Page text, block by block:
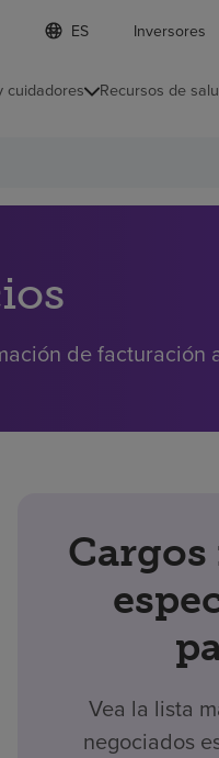
Lista
de
contraída
d
o
m
e
o
n
d
Inversores
cuidadores Recursos de
de facturación
Vea la lista
negociados